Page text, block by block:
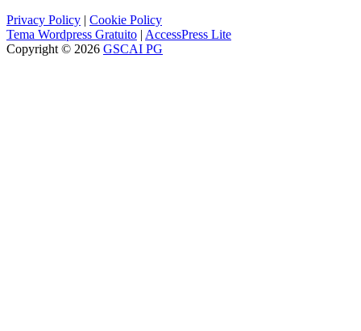
Privacy Policy | Cookie Policy
Tema Wordpress Gratuito | AccessPress Lite
Copyright © 2026 GSCAI PG